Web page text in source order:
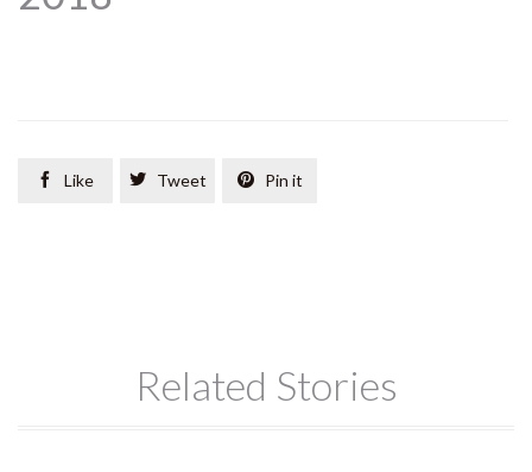
 Like  Tweet  Pin it
Related Stories